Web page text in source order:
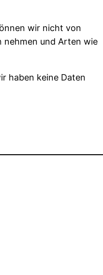
wir nicht von
nehmen und Arten wie
haben keine Daten